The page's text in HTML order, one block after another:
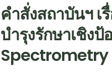
คำสั่งสถาบันฯ เ
บำรุงรักษาเชิง
Spectrometry